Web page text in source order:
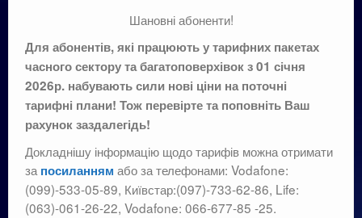
Шановні абоненти!
Для абонентів, які працюють у тарифних пакетах
часного сектору та багатоповерхівок з 01 січня
2026р. набувають сили нові ціни на поточні
тарифні плани! Тож перевірте та поповніть Ваш
рахунок заздалегідь!
Докладнішу інформацію щодо тарифів можна отримати
за посиланням або за телефонами: Vodafone:
(099)-533-05-89, Київстар:(097)-733-62-86, Life:
(063)-061-26-22, Vodafone: 066-677-85 -25.